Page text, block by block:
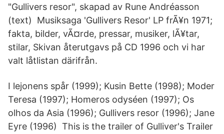
"Gullivers resor", skapad av Rune Andréasson
(text) Musiksaga 'Gullivers Resor' LP frÃ¥n 1971;
fakta, bilder, vÃ¤rde, pressar, musiker, lÃ¥tar,
stilar, Skivan återutgavs på CD 1996 och vi har
valt låtlistan därifrån.
I lejonens spår (1999); Kusin Bette (1998); Moder
Teresa (1997); Homeros odyséen (1997); Os
olhos da Asia (1996); Gullivers resor (1996); Jane
Eyre (1996) This is the trailer of Gulliver's Trailer